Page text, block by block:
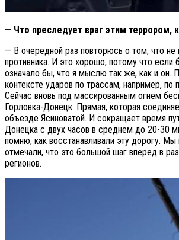
— Что преследует враг этим террором,
— В очередной раз повторюсь о том, что не
противника. И это хорошо, потому что если
означало бы, что я мыслю так же, как и он.
контексте ударов по трассам, например, по
Сейчас вновь под массированным огнем
Горловка-Донецк. Прямая, которая
объезде Ясиноватой. И сокращает время
Донецка с двух часов в среднем до 20-30
помню, как восстанавливали эту дорогу.
отмечали, что это большой шаг вперед в
регионов.